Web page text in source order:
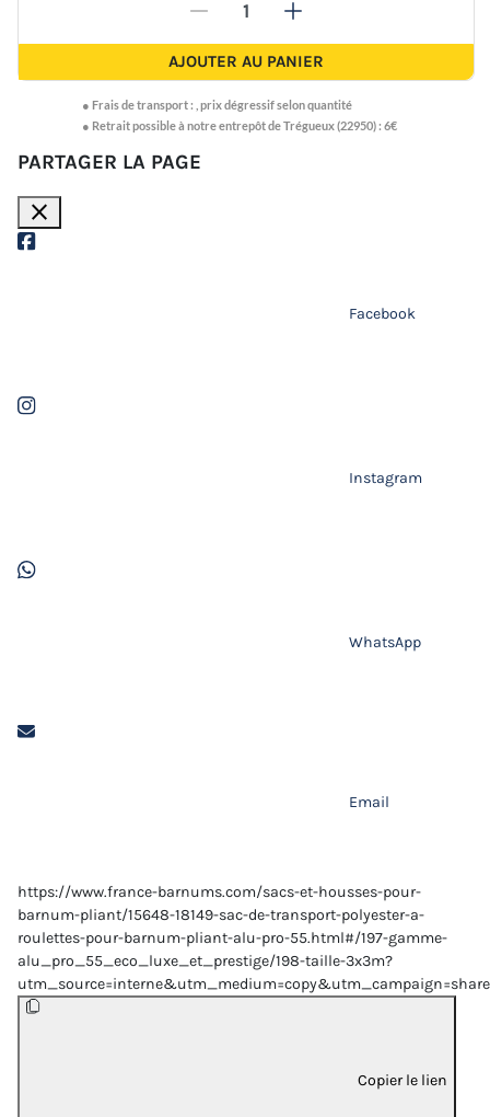
- +
AJOUTER AU PANIER
● Frais de transport : prix dégressif selon quantité
● Retrait possible à notre entrepôt de Trégueux (22950) : 6€
PARTAGER LA PAGE
close
Facebook
Instagram
WhatsApp
Email
https://www.france-barnums.com/sacs-et-housses-pour-
barnum-pliant/15648-18149-sac-de-transport-polyester-a-
roulettes-pour-barnum-pliant-alu-pro-55.html#/197-gamme-
alu_pro_55_eco_luxe_et_prestige/198-taille-3x3m?
Copier le lien